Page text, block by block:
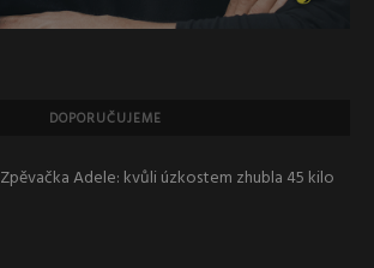
DOPORUČUJEME
Zpěvačka Adele: kvůli úzkostem zhubla 45 kilo